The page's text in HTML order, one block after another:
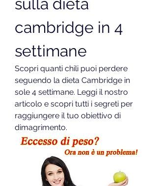
sulla dieta
cambridge in 4
settimane
Scopri quanti chili puoi perdere
seguendo la dieta Cambridge in
sole 4 settimane. Leggi il nostro
articolo e scopri tutti i segreti per
raggiungere il tuo obiettivo di
dimagrimento.